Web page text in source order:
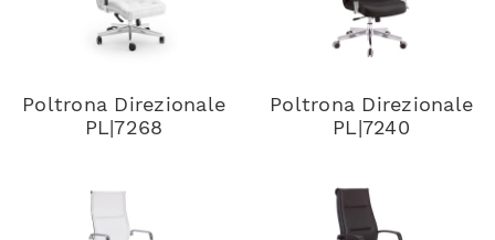
Poltrona Direzionale
PL|7268
Poltrona Direzionale
PL|7240